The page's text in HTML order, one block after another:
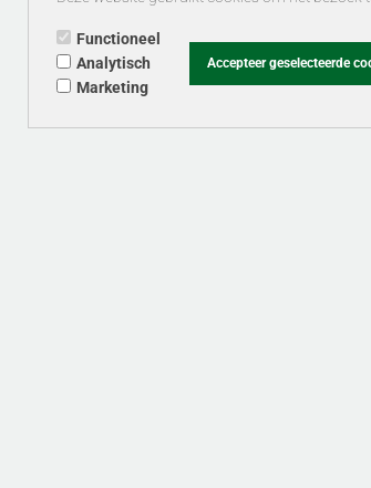
Functioneel
Analytisch
Marketing
Accepteer geselecteerde